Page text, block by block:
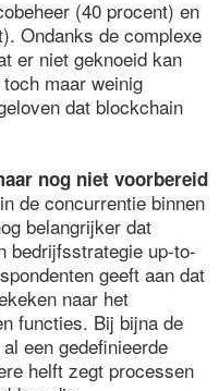
(40 procent) en
Ondanks de complexe
er niet geknoeid kan
maar weinig
dat blockchain
nog niet voorbereid
de concurrentie binnen
belangrijker dat
bedrijfsstrategie up-to-
geeft aan dat
naar het
functies. Bij bijna de
een gedefinieerde
helft zegt processen